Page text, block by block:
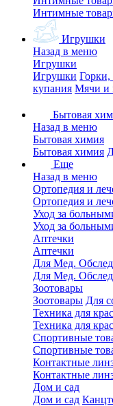
Интимные
Игрушки
Назад в меню
Игрушки
Игрушки
купания Мячи и
Бытовая
Назад в меню
Бытовая химия
Бытовая химия
Еще
Назад в меню
Ортопедия и
Ортопедия и
Уход за
Уход за
Аптечки
Аптечки
Для Мед.
Для Мед.
Зоотовары
Зоотовары Для
Техника для
Техника для
Спортивные
Спортивные
Контактные
Контактные
Дом и сад
Дом и сад